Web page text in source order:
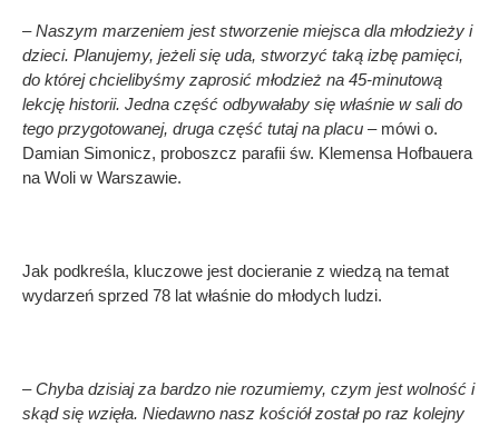
– Naszym marzeniem jest stworzenie miejsca dla młodzieży i
dzieci. Planujemy, jeżeli się uda, stworzyć taką izbę pamięci,
do której chcielibyśmy zaprosić młodzież na 45-minutową
lekcję historii. Jedna część odbywałaby się właśnie w sali do
tego przygotowanej, druga część tutaj na placu – mówi o.
Damian Simonicz, proboszcz parafii św. Klemensa Hofbauera
na Woli w Warszawie.
Jak podkreśla, kluczowe jest docieranie z wiedzą na temat
wydarzeń sprzed 78 lat właśnie do młodych ludzi.
– Chyba dzisiaj za bardzo nie rozumiemy, czym jest wolność i
skąd się wzięła. Niedawno nasz kościół został po raz kolejny